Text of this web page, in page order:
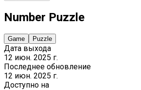
Number Puzzle
Game Puzzle
Дата выхода
12 июн. 2025 г.
Последнее обновление
12 июн. 2025 г.
Доступно на